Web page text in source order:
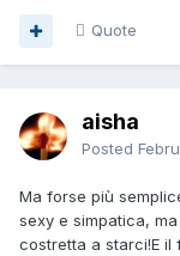
Quote
aisha
Posted
Ma forse più
sexy e simpatica,
costretta a starci!E